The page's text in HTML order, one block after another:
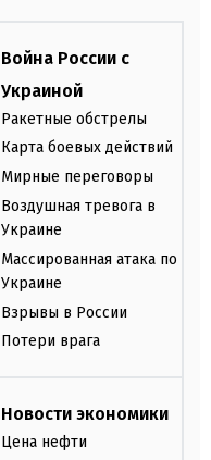
Война России с
Украиной
Ракетные обстрелы
Карта боевых действий
Мирные переговоры
Воздушная тревога в
Украине
Массированная атака по
Украине
Взрывы в России
Потери врага
Новости экономики
Цена нефти